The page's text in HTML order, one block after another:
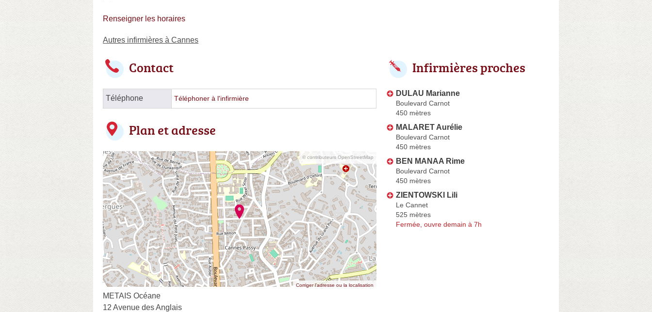
Renseigner les horaires
Autres infirmières à Cannes
Contact
Téléphone Téléphoner à l'infirmière
Plan et adresse
© contributeurs OpenStreetMap
Corriger l’adresse ou la localisation
METAIS Océane
12 Avenue des Anglais
Infirmières proches
DULAU Marianne
Boulevard Carnot
450 mètres
MALARET Aurélie
Boulevard Carnot
450 mètres
BEN MANAA Rime
Boulevard Carnot
450 mètres
ZIENTOWSKI Lili
Le Cannet
525 mètres
Fermée, ouvre demain à 7h